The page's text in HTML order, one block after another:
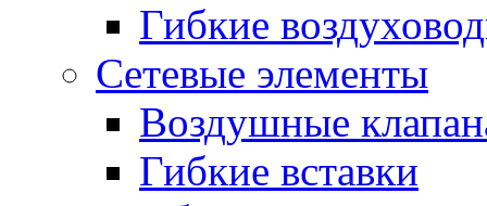
Гибкие
Сетевые элементы
Воздушные
Гибкие вставки